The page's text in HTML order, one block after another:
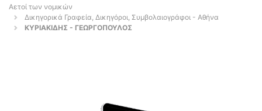
Αετοί των νομικών
Δικηγορικά Γραφεία, Δικηγόροι, Συμβολαιογράφοι - Αθήνα
ΚΥΡΙΑΚΙΔΗΣ - ΓΕΩΡΓΟΠΟΥΛΟΣ